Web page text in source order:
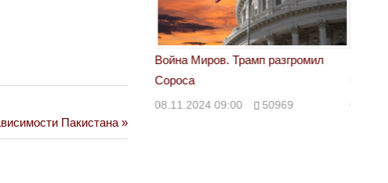
Пакистана
Война Миров. Трамп разгромил
Сороса
08.11.2024 09:00 50969